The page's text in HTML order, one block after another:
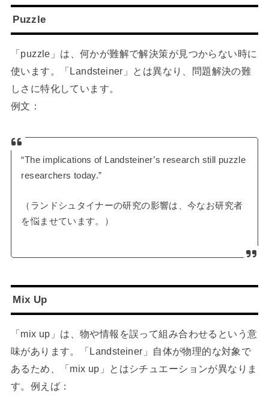
Puzzle
「puzzle」は、何かが難解で解決策が見つからない時に
使います。「Landsteiner」とは異なり、問題解決の難
しさに特化しています。
例文：
“The implications of Landsteiner’s research still puzzle
researchers today.”
（ランドシュタイナーの研究の影響は、今なお研究者
を悩ませています。）
Mix Up
「mix up」は、物や情報を誤って組み合わせるという意
味があります。「Landsteiner」自体が物理的な対象で
あるため、「mix up」とはシチュエーションが異なりま
す。例えば：